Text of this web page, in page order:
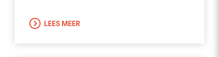
LEES MEER